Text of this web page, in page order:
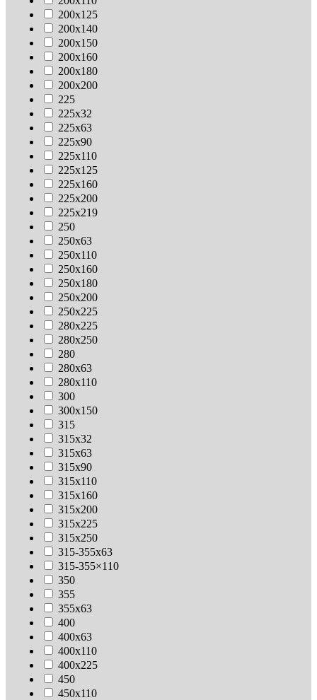
200х125
200х140
200х150
200х160
200х180
200х200
225
225х32
225х63
225х90
225х110
225х125
225х160
225х200
225х219
250
250х63
250х110
250х160
250х180
250х200
250х225
280х225
280х250
280
280х63
280х110
300
300х150
315
315х32
315х63
315х90
315х110
315х160
315х200
315х225
315х250
315-355х63
315-355×110
350
355
355х63
400
400х63
400х110
400х225
450
450х110